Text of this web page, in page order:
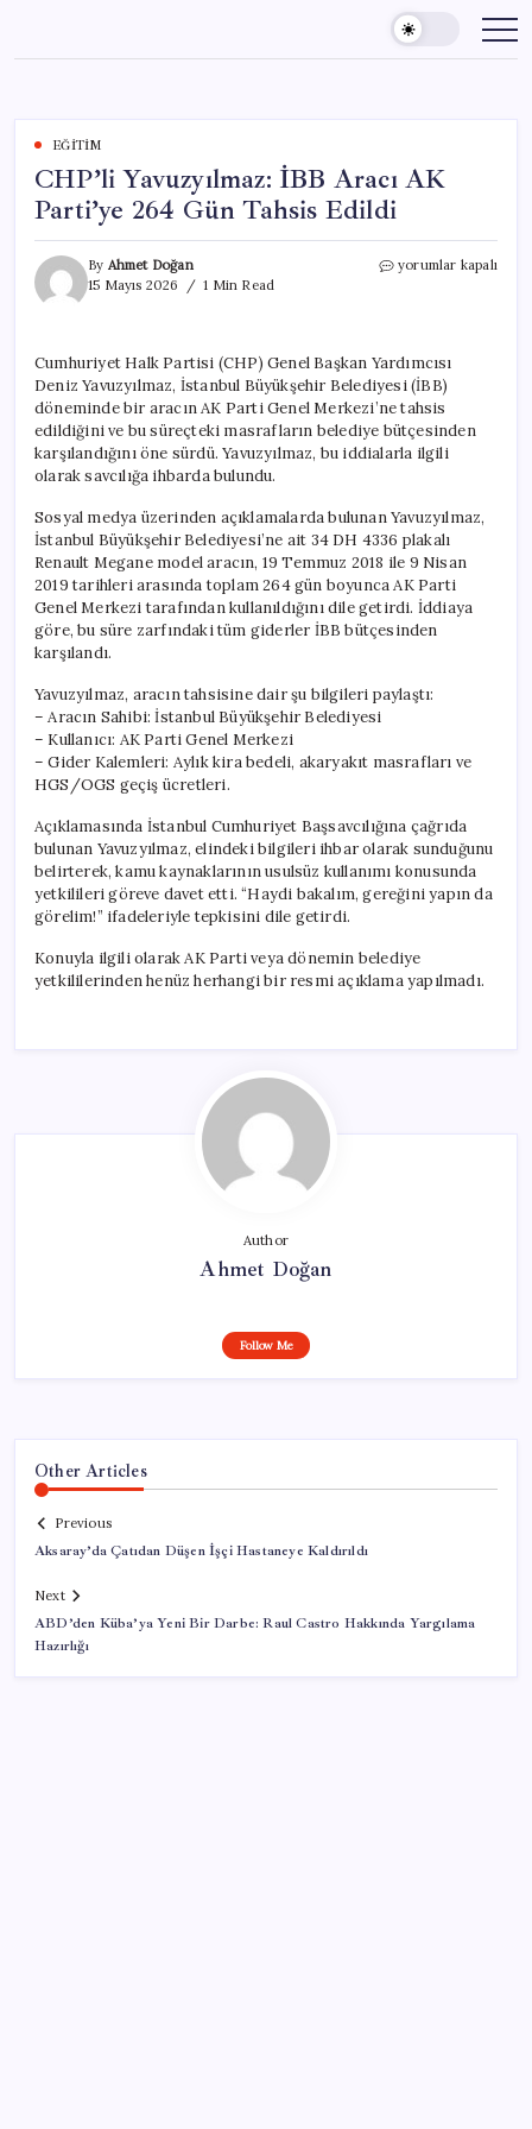
content
EĞITIM
CHP’li Yavuzyılmaz: İBB Aracı AK
Parti’ye 264 Gün Tahsis Edildi
By Ahmet Doğan
15 Mayıs 2026
1 Min Read
CHP’li
Parti’ye
264
Gün
Tahsis
Edildi
yorumlar kapalı
Cumhuriyet Halk Partisi (CHP) Genel Başkan Yardımcısı
Deniz Yavuzyılmaz, İstanbul Büyükşehir Belediyesi (İBB)
döneminde bir aracın AK Parti Genel Merkezi’ne tahsis
edildiğini ve bu süreçteki masrafların belediye bütçesinden
karşılandığını öne sürdü. Yavuzyılmaz, bu iddialarla ilgili
olarak savcılığa ihbarda bulundu.
Sosyal medya üzerinden açıklamalarda bulunan Yavuzyılmaz,
İstanbul Büyükşehir Belediyesi’ne ait 34 DH 4336 plakalı
Renault Megane model aracın, 19 Temmuz 2018 ile 9 Nisan
2019 tarihleri arasında toplam 264 gün boyunca AK Parti
Genel Merkezi tarafından kullanıldığını dile getirdi. İddiaya
göre, bu süre zarfındaki tüm giderler İBB bütçesinden
karşılandı.
Yavuzyılmaz, aracın tahsisine dair şu bilgileri paylaştı:
– Aracın Sahibi: İstanbul Büyükşehir Belediyesi
– Kullanıcı: AK Parti Genel Merkezi
– Gider Kalemleri: Aylık kira bedeli, akaryakıt masrafları ve
HGS/OGS geçiş ücretleri.
Açıklamasında İstanbul Cumhuriyet Başsavcılığına çağrıda
bulunan Yavuzyılmaz, elindeki bilgileri ihbar olarak sunduğunu
belirterek, kamu kaynaklarının usulsüz kullanımı konusunda
yetkilileri göreve davet etti. “Haydi bakalım, gereğini yapın da
görelim!” ifadeleriyle tepkisini dile getirdi.
Konuyla ilgili olarak AK Parti veya dönemin belediye
yetkililerinden henüz herhangi bir resmi açıklama yapılmadı.
Author
Ahmet Doğan
Follow Me
Other Articles
Previous
Aksaray’da Çatıdan Düşen İşçi Hastaneye Kaldırıldı
Next
ABD’den Küba’ya Yeni Bir Darbe: Raul Castro Hakkında Yargılama
Hazırlığı